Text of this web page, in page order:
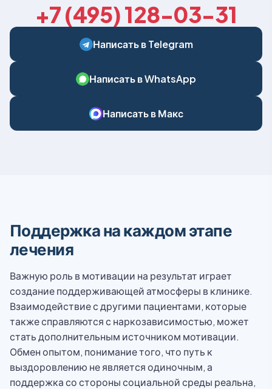
+7 (495) 128-03-31
Написать в Telegram
Написать в WhatsApp
Написать в Макс
Поддержка на каждом этапе
лечения
Важную роль в мотивации на результат играет
создание поддерживающей атмосферы в клинике.
Взаимодействие с другими пациентами, которые
также справляются с наркозависимостью, может
стать дополнительным источником мотивации.
Обмен опытом, понимание того, что путь к
выздоровлению не является одиночным, а
поддержка со стороны социальной среды реальна,